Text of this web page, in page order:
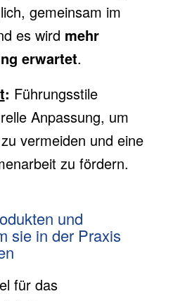
gemeinsam im
es wird mehr
erwartet.
: Führungsstile
Anpassung, um
vermeiden und eine
zu fördern.
und
sie in der Praxis
für das